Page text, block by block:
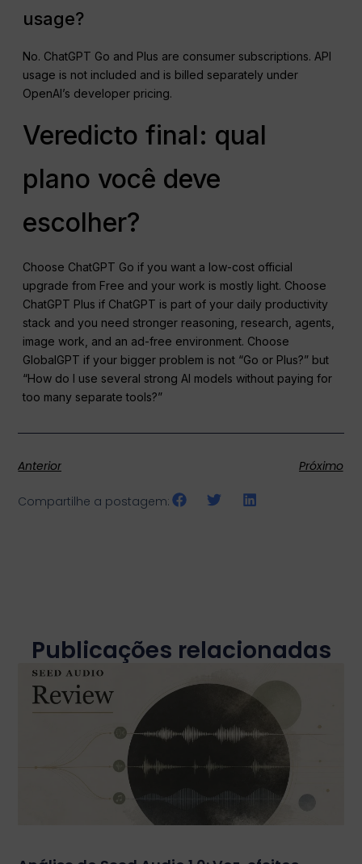
usage?
No. ChatGPT Go and Plus are consumer subscriptions. API
usage is not included and is billed separately under
OpenAI’s developer pricing.
Veredicto final: qual
plano você deve
escolher?
Choose ChatGPT Go if you want a low-cost official
upgrade from Free and your work is mostly light. Choose
ChatGPT Plus if ChatGPT is part of your daily productivity
stack and you need stronger reasoning, research, agents,
image work, and an ad-free environment. Choose
GlobalGPT if your bigger problem is not “Go or Plus?” but
“How do I use several strong AI models without paying for
too many separate tools?”
Anterior Próximo
Compartilhe a postagem:
Publicações relacionadas